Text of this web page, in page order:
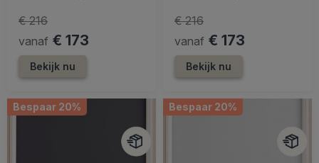
vanaf € 173
€ 216
Bekijk nu
vanaf € 173
€ 216
Bekijk nu
Bespaar 20% Bespaar 20%